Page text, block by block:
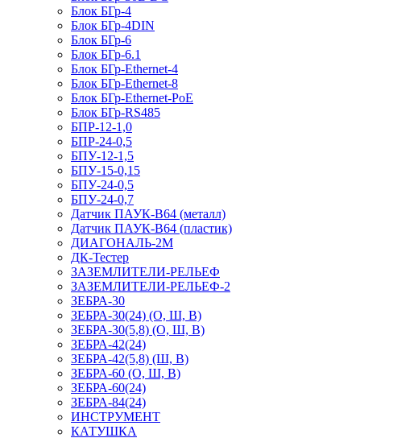
Блок БГр-4
Блок БГр-4DIN
Блок БГр-6
Блок БГр-6.1
Блок БГр-Ethernet-4
Блок БГр-Ethernet-8
Блок БГр-Ethernet-PoE
Блок БГр-RS485
БПР-12-1,0
БПР-24-0,5
БПУ-12-1,5
БПУ-15-0,15
БПУ-24-0,5
БПУ-24-0,7
Датчик ПАУК-В64 (металл)
Датчик ПАУК-В64 (пластик)
ДИАГОНАЛЬ-2М
ДК-Тестер
ЗАЗЕМЛИТЕЛИ-РЕЛЬЕФ
ЗАЗЕМЛИТЕЛИ-РЕЛЬЕФ-2
ЗЕБРА-30
ЗЕБРА-30(24) (О, Ш, В)
ЗЕБРА-30(5,8) (О, Ш, В)
ЗЕБРА-42(24)
ЗЕБРА-42(5,8) (Ш, В)
ЗЕБРА-60 (О, Ш, В)
ЗЕБРА-60(24)
ЗЕБРА-84(24)
ИНСТРУМЕНТ
КАТУШКА